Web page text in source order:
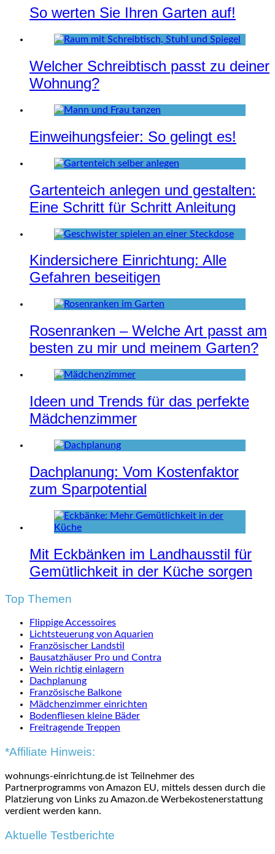
So werten Sie Ihren Garten auf!
Welcher Schreibtisch passt zu deiner
Wohnung?
Einweihungsfeier: So gelingt es!
Gartenteich anlegen und gestalten:
Eine Schritt für Schritt Anleitung
Kindersichere Einrichtung: Alle
Gefahren beseitigen
Rosenranken – Welche Art passt am
besten zu mir und meinem Garten?
Ideen und Trends für das perfekte
Mädchenzimmer
Dachplanung: Vom Kostenfaktor
zum Sparpotential
Mit Eckbänken im Landhausstil für
Gemütlichkeit in der Küche sorgen
Top Themen
Flippige Accessoires
Lichtsteuerung von Aquarien
Französischer Landstil
Bausatzhäuser Pro und Contra
Wein richtig einlagern
Dachplanung
Französische Balkone
Mädchenzimmer einrichten
Bodenfliesen kleine Bäder
Freitragende Treppen
*Affiliate Hinweis:
wohnungs-einrichtung.de ist Teilnehmer des
Partnerprogramms von Amazon EU, mittels dessen durch die
Platzierung von Links zu Amazon.de Werbekostenerstattung
verdient werden kann.
Aktuelle Testberichte